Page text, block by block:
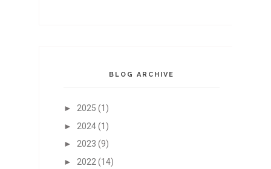
BLOG ARCHIVE
► 2025 (1)
► 2024(1)
► 2023 (9)
► 2022 (14)